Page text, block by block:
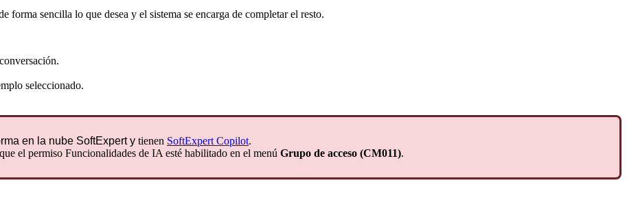
forma sencilla lo que desea y el sistema se encarga de completar el resto.
seleccionado.
en la nube SoftExpert y tienen SoftExpert Copilot.
el permiso Funcionalidades de IA esté habilitado en el menú Grupo de acceso (CM011).